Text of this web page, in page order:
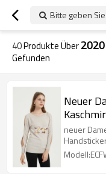
Bitte geben
40Produkte Über
Gefunden
Neuer
neuer